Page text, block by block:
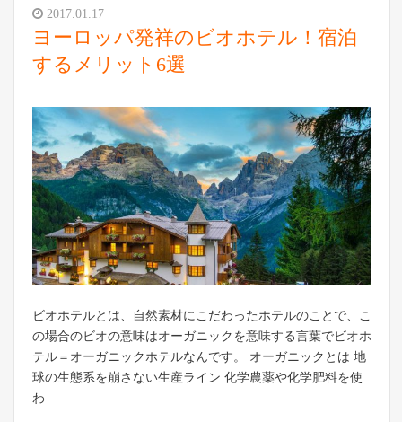
2017.01.17
ヨーロッパ発祥のビオホテル！宿泊
するメリット6選
ビオホテルとは、自然素材にこだわったホテルのことで、こ
の場合のビオの意味はオーガニックを意味する言葉でビオホ
テル＝オーガニックホテルなんです。 オーガニックとは 地
球の生態系を崩さない生産ライン 化学農薬や化学肥料を使
わ